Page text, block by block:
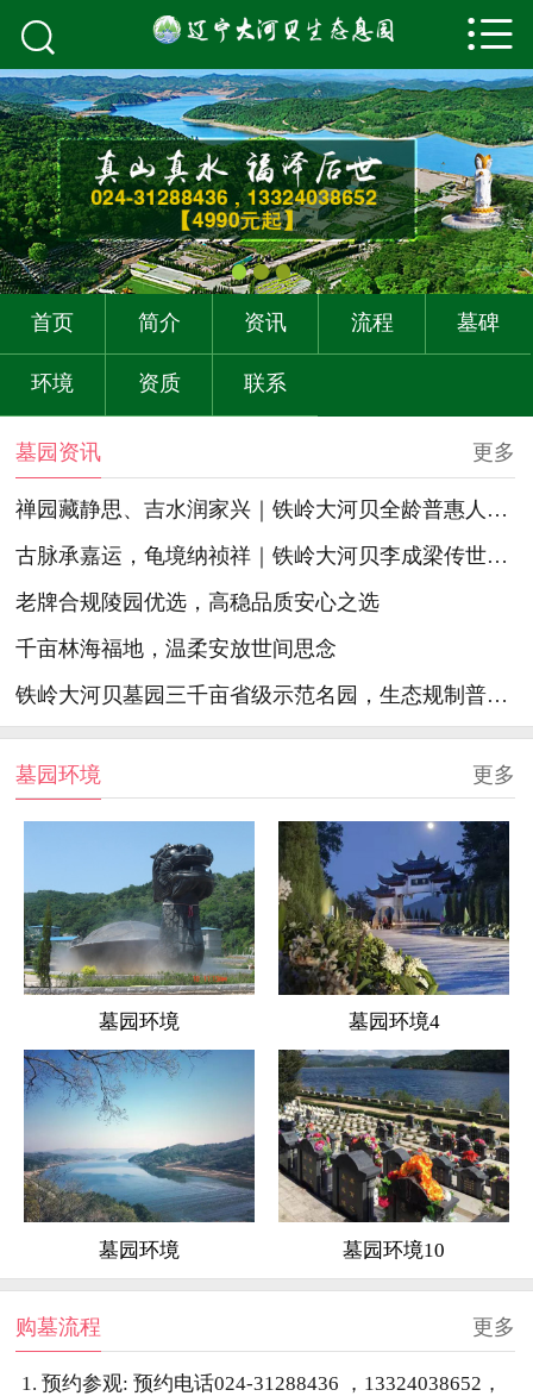

关于我们
墓园资讯
购墓流程
墓碑展示
墓园环境
 
首页 简介 资讯 流程 墓碑
环境 资质 联系
墓园资讯 更多
禅园藏静思、吉水润家兴｜铁岭大河贝全龄普惠人文生态标杆陵园
古脉承嘉运，龟境纳祯祥｜铁岭大河贝李成梁传世祖脉生态陵园
老牌合规陵园优选，高稳品质安心之选
千亩林海福地，温柔安放世间思念
铁岭大河贝墓园三千亩省级示范名园，生态规制普惠精护安心福地
墓园环境 更多
墓园环境 墓园环境4
墓园环境 墓园环境10
购墓流程 更多
1. 预约参观: 预约电话024-31288436 ，13324038652，